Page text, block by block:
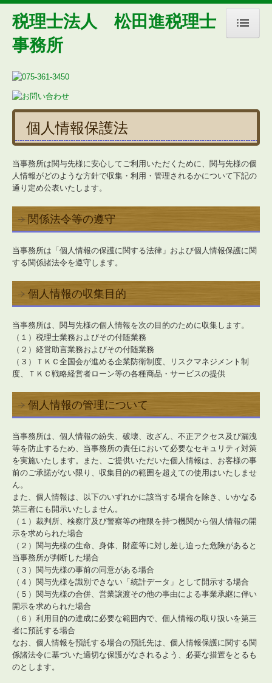
トップページ
事務所紹介(コラムあり)
行雲流水(所長＆副所長の雑感)
経営理念
お知らせ
お問合せ
デジタル化・AI導入補助金
社会福祉法人の皆様へ
補助金・助成金・融資情報
関与先向け融資商品ご紹介
経営者お役立ち情報
Q&A経営相談
税務カレンダー
税務Q&A
個人情報保護法
社長メニューASP版
TKCシステムQ&A
社会福祉法人会計Q&A
経営革新等支援機関とは
経営改善オンデマンド講座
税理士法人 松田進税理士
事務所
個人情報保護法
当事務所は関与先様に安心してご利用いただくために、関与先様の個
人情報がどのような方針で収集・利用・管理されるかについて下記の
通り定め公表いたします。
関係法令等の遵守
当事務所は「個人情報の保護に関する法律」および個人情報保護に関
する関係諸法令を遵守します。
個人情報の収集目的
当事務所は、関与先様の個人情報を次の目的のために収集します。
（１）税理士業務およびその付随業務
（２）経営助言業務およびその付随業務
（３）ＴＫＣ全国会が進める企業防衛制度、リスクマネジメント制
度、ＴＫＣ戦略経営者ローン等の各種商品・サービスの提供
個人情報の管理について
当事務所は、個人情報の紛失、破壊、改ざん、不正アクセス及び漏洩
等を防止するため、当事務所の責任において必要なセキュリティ対策
を実施いたします。また、ご提供いただいた個人情報は、お客様の事
前のご承諾がない限り、収集目的の範囲を超えての使用はいたしませ
ん。
また、個人情報は、以下のいずれかに該当する場合を除き、いかなる
第三者にも開示いたしません。
（１）裁判所、検察庁及び警察等の権限を持つ機関から個人情報の開
示を求められた場合
（２）関与先様の生命、身体、財産等に対し差し迫った危険があると
当事務所が判断した場合
（３）関与先様の事前の同意がある場合
（４）関与先様を識別できない「統計データ」として開示する場合
（５）関与先様の合併、営業譲渡その他の事由による事業承継に伴い
開示を求められた場合
（６）利用目的の達成に必要な範囲内で、個人情報の取り扱いを第三
者に預託する場合
なお、個人情報を預託する場合の預託先は、個人情報保護に関する関
係諸法令に基づいた適切な保護がなされるよう、必要な措置をとるも
のとします。